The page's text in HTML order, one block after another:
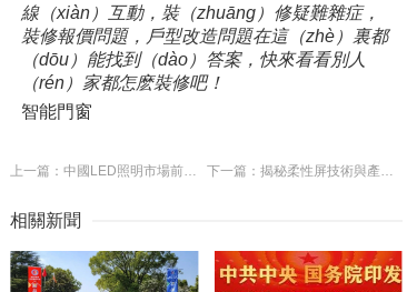
線（xiàn）互動，裝（zhuāng）修疑難雜症，
裝修報價問題，戶型改造問題在這（zhè）裏都
（dōu）能找到（dào）答案，快來看看別人
（rén）家都怎麽裝修吧！
智能門窗
上一篇：中國LED照明市場前景分析 智能照明乃大勢所趨 - 家居資訊 - 家居網 下一篇：揭秘柔性屏技術與產業鏈全景；台積電報廢矽晶圓（yuán），影響全球電子供（gòng）應鏈【前沿技術周（zhōu）報】
相關新聞